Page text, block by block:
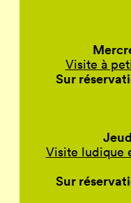
Visite à
Sur
Visite ludique
Sur